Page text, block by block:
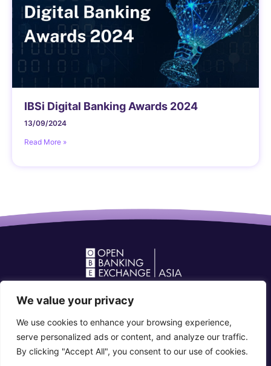
We value your privacy
We use cookies to enhance your browsing experience,
serve personalized ads or content, and analyze our traffic.
By clicking "Accept All", you consent to our use of cookies.
IBSi Digital Banking Awards 2024
13/09/2024
Read More »
Open Banking Forum in Asia
Connect with us